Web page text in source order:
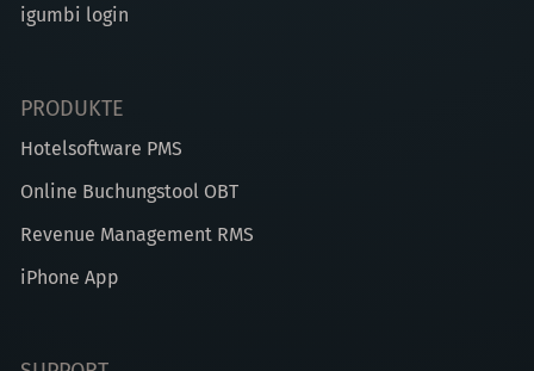
igumbi login
PRODUKTE
Hotelsoftware PMS
Online Buchungstool OBT
Revenue Management RMS
iPhone App